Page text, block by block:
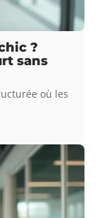
?
sans
où les